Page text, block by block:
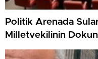
Politik Arenada
Milletvekilinin
Sunuldu